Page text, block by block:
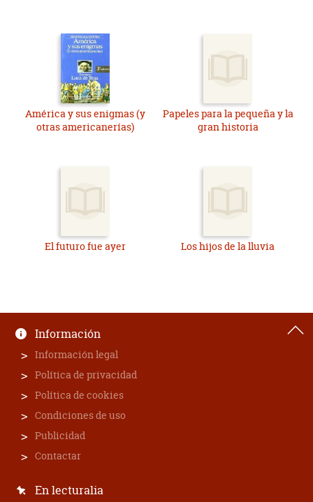
América y sus enigmas (y
otras americanerías)
Papeles para la pequeña y la
gran historia
El futuro fue ayer Los hijos de la lluvia
Información
Información legal
Política de privacidad
Política de cookies
Condiciones de uso
Publicidad
Contactar
En lecturalia